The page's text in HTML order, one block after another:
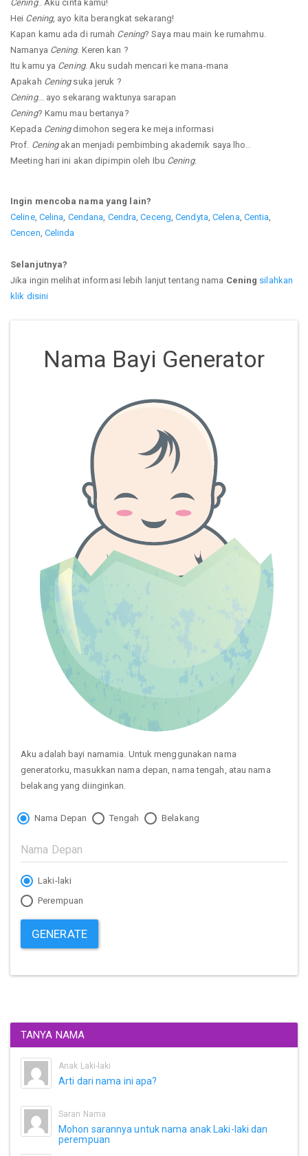
Cening.. Aku cinta kamu!
Hei Cening, ayo kita berangkat sekarang!
Kapan kamu ada di rumah Cening? Saya mau main ke rumahmu.
Namanya Cening. Keren kan ?
Itu kamu ya Cening. Aku sudah mencari ke mana-mana
Apakah Ceningsuka jeruk ?
Cening... ayo sekarang waktunya sarapan
Cening? Kamu mau bertanya?
Kepada Ceningdimohon segera ke meja informasi
Prof. Ceningakan menjadi pembimbing akademik saya lho..
Meeting hari ini akan dipimpin oleh Ibu Cening.
Ingin mencoba nama yang lain?
Celine, Celina Cendana Cendra ,Ceceng ,Cendyta ,Celena Centia
Cencen Celinda
Selanjutnya?
Jika ingin melihat informasi lebih lanjut tentang nama Cening silahkan
klik disini
Nama Bayi Generator
Aku adalah bayi namamia. Untuk menggunakan nama
generatorku, masukkan nama depan, nama tengah, atau nama
belakang yang diinginkan.
Nama Depan Tengah Belakang
Laki-laki
Perempuan
GENERATE
TANYA NAMA
Anak Laki-laki
Arti dari nama ini apa?
Saran Nama
Mohon sarannya untuk nama anak Laki-laki dan
perempuan